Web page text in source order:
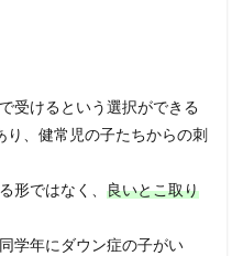
受けるという選択ができる
り、健常児の子たちからの刺
形ではなく、 良いとこ取り
学年にダウン症の子がい